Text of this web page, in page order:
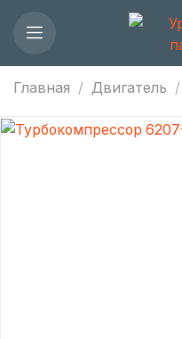
Главная Двигатель